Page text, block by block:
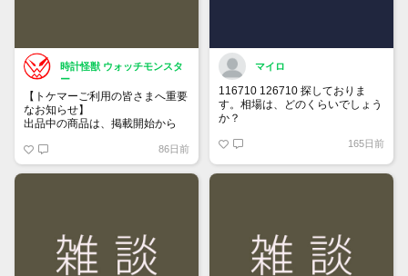
時計怪獣 ウォッチモンスタ
ー
【トケマーご利用の皆さまへ重要
なお知らせ】
出品中の商品は、掲載開始から
「下書き」へ戻ります。
トップページでお気に入り登録が
できるようになりました。
86日前
マイロ
116710 126710 探しておりま
す。相場は、どのくらいでしょう
か？
165日前